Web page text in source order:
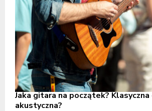
Jaka gitara na początek? Klasyczna
akustyczna?